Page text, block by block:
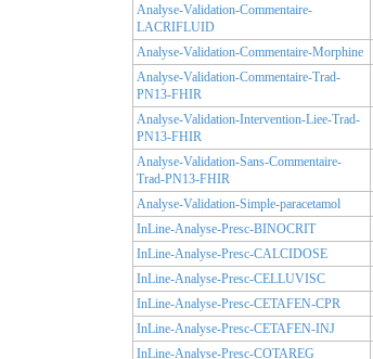
Analyse-Validation-Commentaire-
LACRIFLUID
Analyse-Validation-Commentaire-Morphine
Analyse-Validation-Commentaire-Trad-
PN13-FHIR
Analyse-Validation-Intervention-Liee-Trad-
PN13-FHIR
Analyse-Validation-Sans-Commentaire-
Trad-PN13-FHIR
Analyse-Validation-Simple-paracetamol
InLine-Analyse-Presc-BINOCRIT
InLine-Analyse-Presc-CALCIDOSE
InLine-Analyse-Presc-CELLUVISC
InLine-Analyse-Presc-CETAFEN-CPR
InLine-Analyse-Presc-CETAFEN-INJ
InLine-Analyse-Presc-COTAREG